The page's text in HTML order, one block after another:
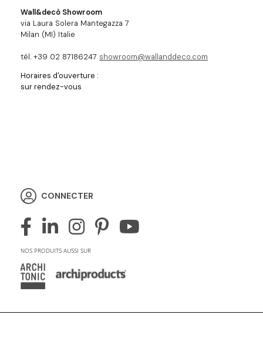
Wall&decò Showroom
via Laura Solera Mantegazza 7
Milan (MI) Italie
tél. +39 02 87186247 showroom@wallanddeco.com
Horaires d'ouverture :
sur rendez-vous
CONNECTER
NOS PRODUITS AUSSI SUR